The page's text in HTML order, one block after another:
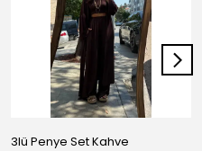
3lü Penye Set Kahve